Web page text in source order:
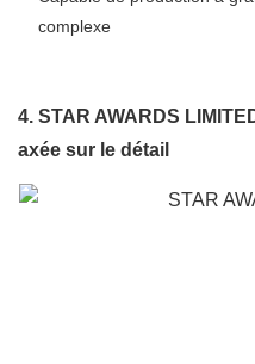
complexe
4. STAR AWARDS
axée sur le détail